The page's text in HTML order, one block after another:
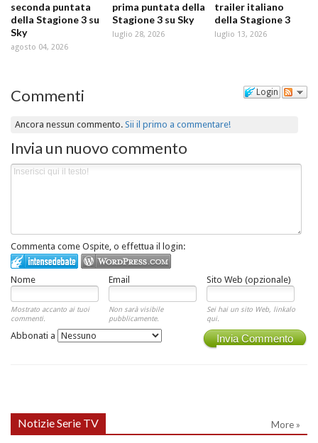
seconda puntata
della Stagione 3 su
Sky
agosto 04, 2026
prima puntata della
Stagione 3 su Sky
luglio 28, 2026
trailer italiano
della Stagione 3
luglio 13, 2026
Login
Commenti
Ancora nessun commento.Sii il primo a commentare!
Invia un nuovo commento
Commenta come Ospite, o effettua il login:
Nome Email Sito Web (opzionale)
Mostrato accanto ai tuoi
commenti.
Non sarà visibile
pubblicamente.
Sei hai un sito Web, linkalo
qui.
Invia Commento
Abbonati a
Notizie Serie TV More »